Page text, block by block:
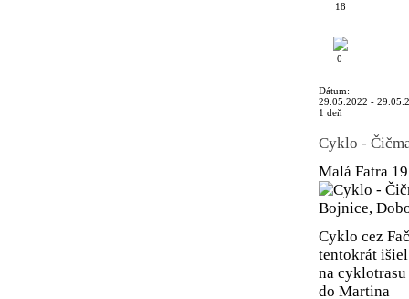
18
0
Dátum:
29.05.2022 -
1 deň
Cyklo -
Malá Fatra
Cyklo cez
tentokrát
na cyklotrasu
do Martina